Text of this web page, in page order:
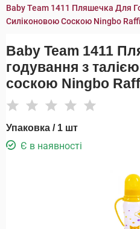
Baby Team 1411 Пляшечка Для
Силіконовою Соскою Ningbo
Baby Team 1411
годування з
соскою Ningbo
Упаковка / 1 шт
Є в наявності